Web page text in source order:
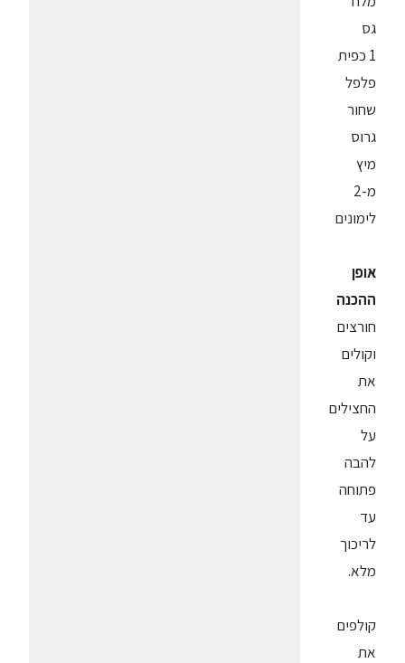
גס
1 כפית
פלפל
שחור
גרוס
מיץ
מ-2
לימונים
אופן
ההכנה
חורצים
וקולים
את
החצילים
על
להבה
פתוחה
עד
לריכוך
מלא.
קולפים
את